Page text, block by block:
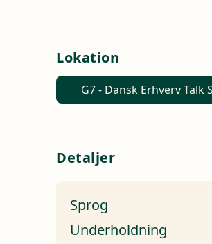
Lokation
G7 - Dansk Erhverv Talk
Detaljer
Sprog
Underholdning